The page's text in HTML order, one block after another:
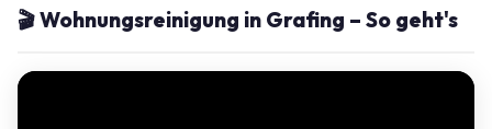
🎬 Wohnungsreinigung in Grafing – So geht's